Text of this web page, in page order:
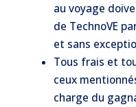
au voyage
de TechnoVE
et sans
Tous frais et
ceux
charge du